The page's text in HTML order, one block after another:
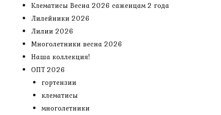
Клематисы Весна 2026 саженцам 2 года
Лилейники 2026
Лилии 2026
Многолетники весна 2026
Наша коллекция!
ОПТ 2026
гортензии
клематисы
многолетники